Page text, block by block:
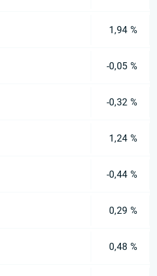
1,94 %
-0,05 %
-0,32 %
1,24 %
-0,44 %
0,29 %
0,48 %